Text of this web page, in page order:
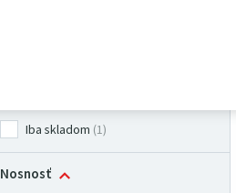
Iba skladom (1)
Nosnosť